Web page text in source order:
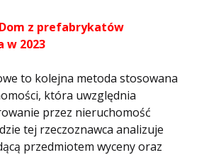
Dom z prefabrykatów
w 2023
to kolejna metoda stosowana
która uwzględnia
przez nieruchomość
tej rzeczoznawca analizuje
przedmiotem wyceny oraz